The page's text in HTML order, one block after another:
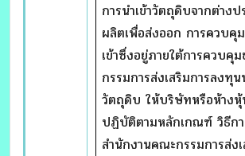
การนำเข้าวัตถุดิบจากต่างป
ผลิตเพื่อส่งออก การควบ
เข้าซึ่งอยู่ภายใต้การควบคุ
กรรมการส่งเสริมการลงทุ
วัตถุดิบ ให้บริษัทหรือห้าง
ปฏิบัติตามหลักเกณฑ์ วิธีกา
สำนักงานคณะกรรมการส่ง